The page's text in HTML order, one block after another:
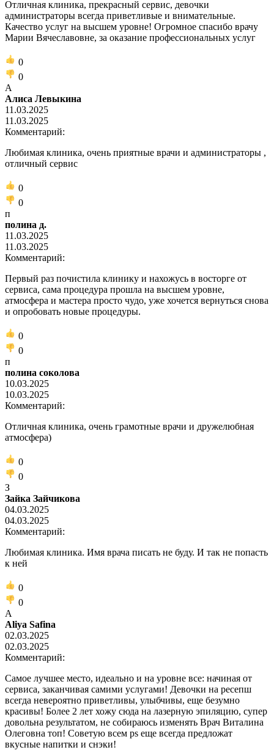
Отличная клиника, прекрасный сервис, девочки
администраторы всегда приветливые и внимательные.
Качество услуг на высшем уровне! Огромное спасибо врачу
Марии Вячеславовне, за оказание профессиональных услуг
0
0
А
Алиса Левыкина
11.03.2025
11.03.2025
Комментарий:
Любимая клиника, очень приятные врачи и администраторы ,
отличный сервис
0
0
п
полина д.
11.03.2025
11.03.2025
Комментарий:
Первый раз почистила клинику и нахожусь в восторге от
сервиса, сама процедура прошла на высшем уровне,
атмосфера и мастера просто чудо, уже хочется вернуться снова
и опробовать новые процедуры.
0
0
п
полина соколова
10.03.2025
10.03.2025
Комментарий:
Отличная клиника, очень грамотные врачи и дружелюбная
атмосфера)
0
0
З
Зайка Зайчикова
04.03.2025
04.03.2025
Комментарий:
Любимая клиника. Имя врача писать не буду. И так не попасть
к ней
0
0
A
Aliya Safina
02.03.2025
02.03.2025
Комментарий:
Самое лучшее место, идеально и на уровне все: начиная от
сервиса, заканчивая самими услугами! Девочки на ресепш
всегда невероятно приветливы, улыбчивы, еще безумно
красивы! Более 2 лет хожу сюда на лазерную эпиляцию, супер
довольна результатом, не собираюсь изменять Врач Виталина
Олеговна топ! Советую всем ps еще всегда предложат
вкусные напитки и снэки!